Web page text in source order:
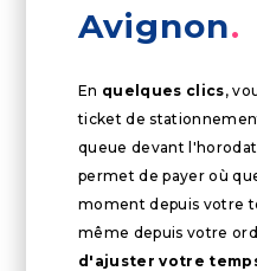
Avignon
En quelques clics,
ticket de
queue devant
permet de payer où
moment depuis votre
même depuis votre
d'ajuster votre